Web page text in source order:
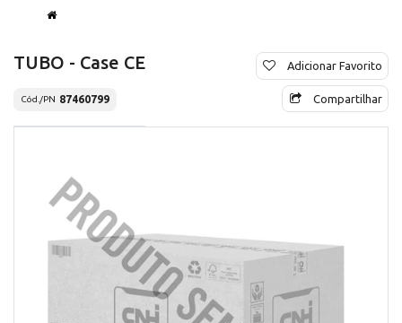
TUBO - Case CE
Cód./PN 87460799
Adicionar Favorito
Compartilhar